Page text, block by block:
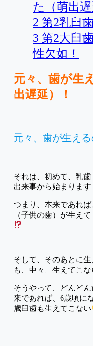
た（萌出遅
2 第2乳臼
3 第2大臼
性欠如！
元々、歯が生
出遅延）！
元々、歯が生える
それは、初めて、乳
出来事から始まります
つまり、本来であれ
（子供の歯）が生え
そして、そのあとに生
も、中々、生えてこな
そうやって、どんど
来であれば、6歳頃に
歳臼歯も生えてこない